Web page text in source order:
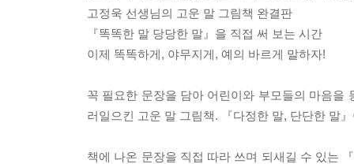
고정욱 선생님의 고운 말 그림책 완결판
『똑똑한 말 당당한 말』을 직접 써 보는 시간
이제 똑똑하게, 야무지게, 예의 바르게 말하자!
꼭 필요한 문장을 담아 어린이와 부모들의 마음을
러일으킨 고운 말 그림책. 『다정한 말, 단단한 말
책에 나온 문장을 직접 따라 쓰며 되새길 수 있는